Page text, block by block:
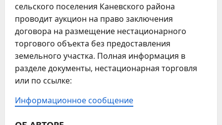
сельского поселения Каневского района
проводит аукцион на право заключения
договора на размещение нестационарного
торгового объекта без предоставления
земельного участка. Полная информация в
разделе документы, нестационарная торговля
или по ссылке:
Информационное сообщение